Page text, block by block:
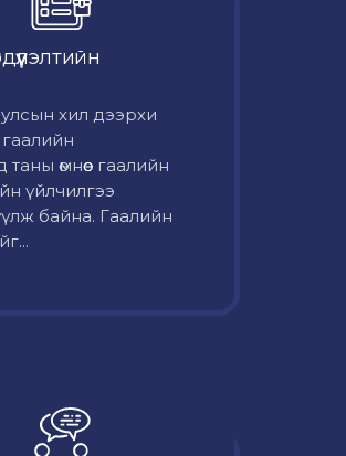
хил дээрхи
өмнөөс гаалийн
үйлчилгээ
байна. Гаалийн